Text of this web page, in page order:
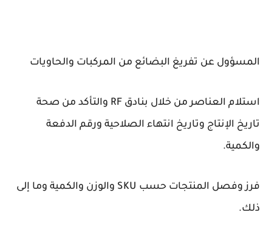
المسؤول عن تفريغ البضائع من المركبات والحاويات
استلام العناصر من خلال بنادق RF والتأكد من صحة
تاريخ الإنتاج وتاريخ انتهاء الصلاحية ورقم الدفعة
والكمية.
فرز وفصل المنتجات حسب SKU والوزن والكمية وما إلى
ذلك.